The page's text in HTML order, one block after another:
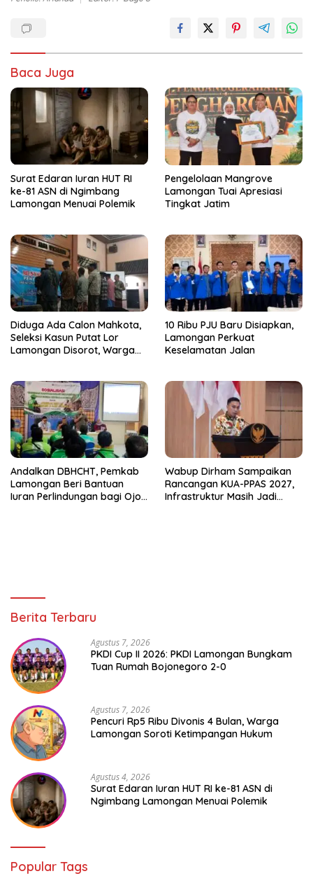
Baca Juga
Surat Edaran Iuran HUT RI
ke-81 ASN di Ngimbang
Lamongan Menuai Polemik
Pengelolaan Mangrove
Lamongan Tuai Apresiasi
Tingkat Jatim
Diduga Ada Calon Mahkota,
Seleksi Kasun Putat Lor
Lamongan Disorot, Warga
10 Ribu PJU Baru Disiapkan,
Lamongan Perkuat
Keselamatan Jalan
Andalkan DBHCHT, Pemkab
Lamongan Beri Bantuan
Iuran Perlindungan bagi Ojol
Wabup Dirham Sampaikan
Rancangan KUA-PPAS 2027,
Infrastruktur Masih Jadi
Berita Terbaru
Agustus 7, 2026
PKDI Cup II 2026: PKDI Lamongan Bungkam
Tuan Rumah Bojonegoro 2-0
Agustus 7, 2026
Pencuri Rp5 Ribu Divonis 4 Bulan, Warga
Lamongan Soroti Ketimpangan Hukum
Agustus 4, 2026
Surat Edaran Iuran HUT RI ke-81 ASN di
Ngimbang Lamongan Menuai Polemik
Popular Tags